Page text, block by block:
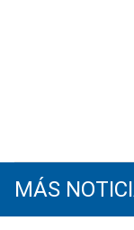
MÁS